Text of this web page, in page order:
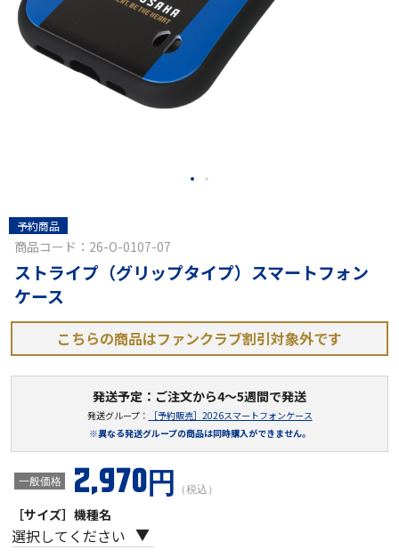
予約商品
商品コード：26-O-0107-07
ストライプ（グリップタイプ）スマートフォン
ケース
こちらの商品はファンクラブ割引対象外です
発送予定：ご注文から4～5週間で発送
発送グループ：
［予約販売］2026スマートフォンケース
※異なる発送グループの商品は同時購入ができません。
一般価格 2,970円 （税込）
［サイズ］機種名